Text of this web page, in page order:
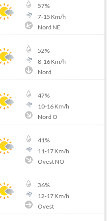
57%
7-15 Km/h
Nord NE
52%
8-16Km/h
Nord
47%
10-16Km/h
Nord O
41%
11-17Km/h
Ovest NO
36%
12-17Km/h
Ovest